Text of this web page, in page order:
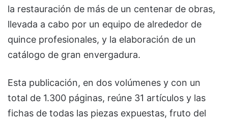
la restauración de más de un centenar de obras,
llevada a cabo por un equipo de alrededor de
quince profesionales, y la elaboración de un
catálogo de gran envergadura.
Esta publicación, en dos volúmenes y con un
total de 1.300 páginas, reúne 31 artículos y las
fichas de todas las piezas expuestas, fruto del